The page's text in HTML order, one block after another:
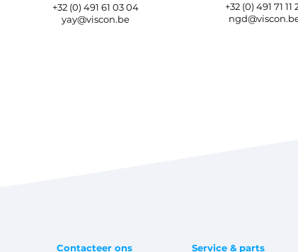
+32 (0) 491 61 03 04
yay@viscon.be
+32 (0) 491 71 11
Contacteer ons Service & parts